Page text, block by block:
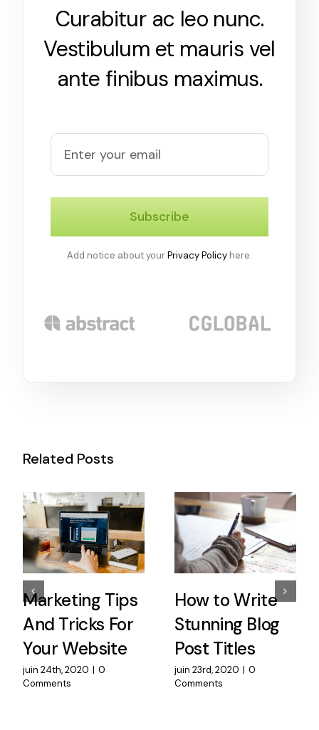
Curabitur ac leo nunc.
Vestibulum et mauris vel
ante finibus maximus.
Subscribe
Add notice about yourPrivacy Policy here.
Related Posts
Marketing Tips
And Tricks For
Your Website
juin 24th, 2020 | 0
Comments
How to Write
Stunning Blog
Post Titles
juin 23rd, 2020 | 0
Comments